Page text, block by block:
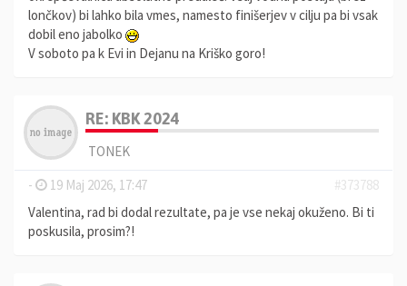
lončkov) bi lahko bila vmes, namesto finišerjev v cilju pa bi vsak
dobil eno jabolko
V soboto pa k Evi in Dejanu na Kriško goro!
RE: KBK 2024
TONEK
-
19 Maj 2026, 17:47
#373788
Valentina, rad bi dodal rezultate, pa je vse nekaj okuženo. Bi ti
poskusila, prosim?!